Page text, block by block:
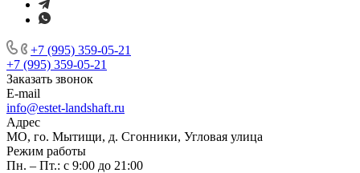
+7 (995) 359-05-21
+7 (995) 359-05-21
Заказать звонок
E-mail
info@estet-landshaft.ru
Адрес
МО, го. Мытищи, д. Сгонники, Угловая улица
Режим работы
Пн. – Пт.: с 9:00 до 21:00